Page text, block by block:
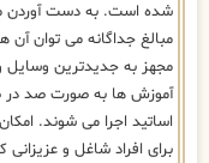
شده است. به دست آوردن
مبالغ جداگانه می توان آن
مجهز به جدیدترین وسایل
آموزش ها به صورت صد در
اساتید اجرا می شوند.
برای افراد شاغل و